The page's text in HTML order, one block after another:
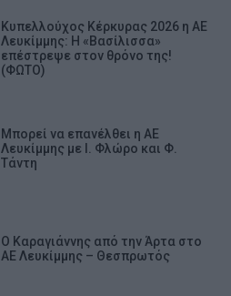
Κυπελλούχος Κέρκυρας 2026 η ΑΕ
Λευκίμμης: Η «Βασίλισσα»
επέστρεψε στον θρόνο της!
(ΦΩΤΟ)
Μπορεί να επανέλθει η ΑΕ
Λευκίμμης με Ι. Φλώρο και Φ.
Τάντη
Ο Καραγιάννης από την Άρτα στο
ΑΕ Λευκίμμης – Θεσπρωτός